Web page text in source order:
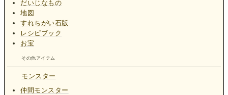
だいじなもの
地図
すれちがい石版
レシピブック
お宝
その他アイテム
モンスター
仲間モンスター